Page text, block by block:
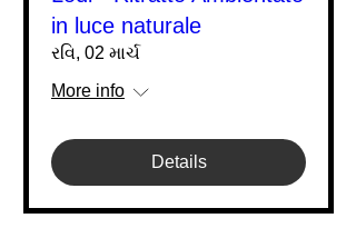
in luce naturale
રવિ, 02 માર્ચ
More info
Details